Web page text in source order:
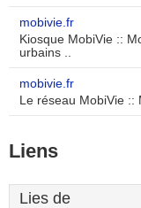
mobivie.fr
Kiosque MobiVie ::
urbains ..
mobivie.fr
Le réseau MobiVie ::
Liens
Lies de